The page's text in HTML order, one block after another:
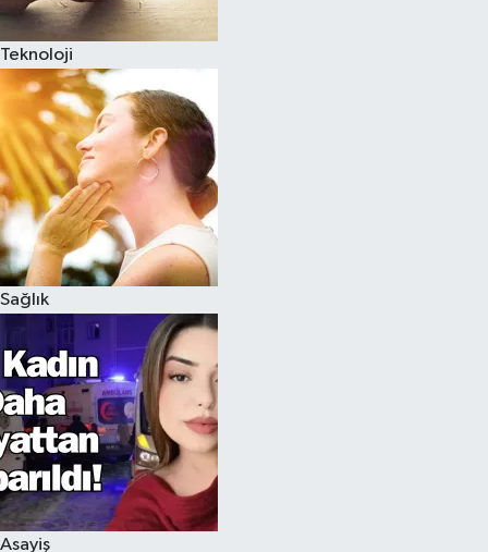
Teknoloji
Sağlık
Asayiş